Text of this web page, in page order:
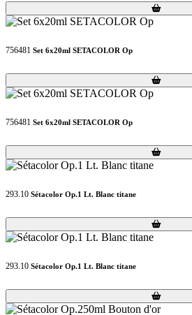
Loading...
Loading...
756481 Set 6x20ml SETACOLOR Op
Loading...
Loading...
756481 Set 6x20ml SETACOLOR Op
Loading...
Loading...
293.10 Sétacolor Op.1 Lt. Blanc titane
Loading...
Loading...
293.10 Sétacolor Op.1 Lt. Blanc titane
Loading...
Loading...